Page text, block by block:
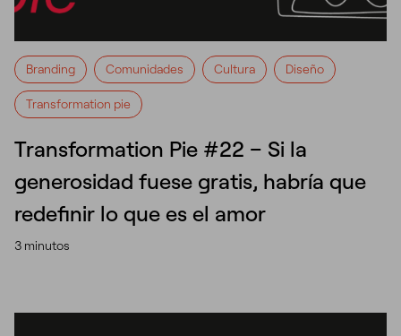
Branding Comunidades Cultura Diseño
Transformation pie
Transformation Pie #22 – Si la
generosidad fuese gratis, habría que
redefinir lo que es el amor
3 minutos